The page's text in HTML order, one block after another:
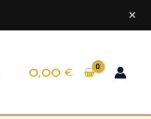
✕
0,00€